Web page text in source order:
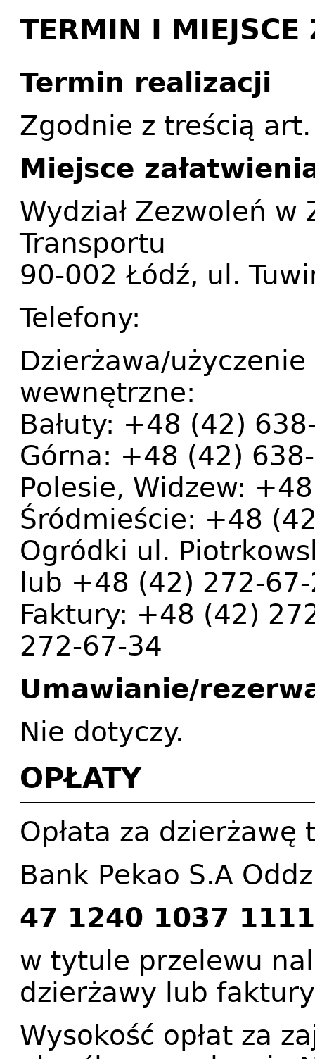
TERMIN I
Termin realizacji
Zgodnie z treścią art.
Miejsce
Wydział Zezwoleń w
Transportu
90-002 Łódź, ul.
Telefony:
Dzierżawa/
wewnętrzne:
Bałuty: +48 (42)
Górna: +48 (42)
Polesie, Widzew:
Śródmieście: +48
Ogródki ul.
lub +48 (42) 272-
Faktury: +48 (42)
272-67-34
Umawianie/
Nie dotyczy.
OPŁATY
Opłata za
Bank Pekao S.A
47 1240 1037
w tytule przelewu
dzierżawy lub faktury
Wysokość opłat za